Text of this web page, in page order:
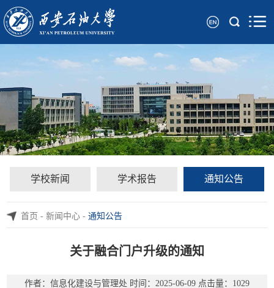
学校新闻 学术报告 通知公告
首页-新闻中心-通知公告
关于融合门户升级的通知
作者：信息化建设与管理处 时间：2025-06-09 点击量： 1029